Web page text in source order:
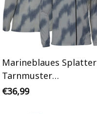
Marineblaues Splatter
Tarnmuster
Personalisiertes
€36,99